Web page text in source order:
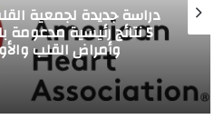
دراسة جديدة لجمعية
5 نتائج رئيسية مدعومة
وأمراض القلب